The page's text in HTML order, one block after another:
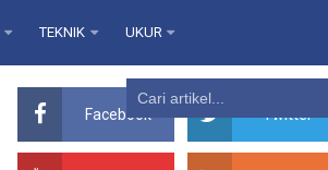
TEKNIK UKUR
Facebook Twitter